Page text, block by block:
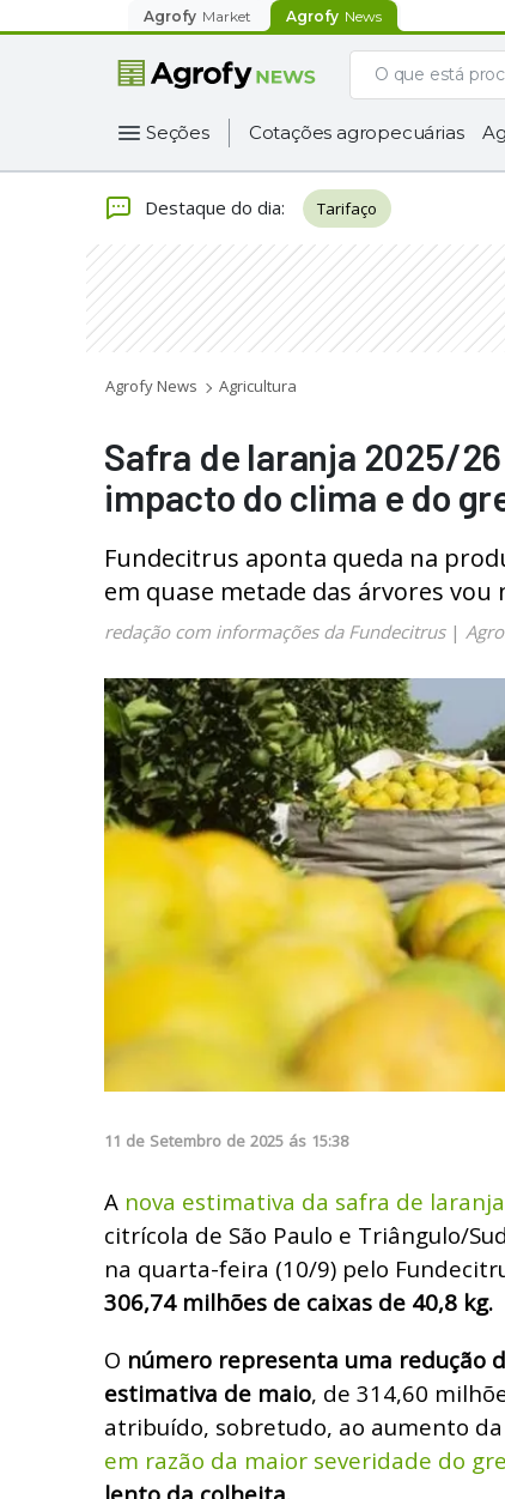
Agrofy Market Agrofy News
Seções Cotações agropecuárias
Destaque do dia: Tarifaço
Agrofy News Agricultura
Safra de laranja 2025/
impacto do clima e do
Fundecitrus aponta queda na
em quase metade das árvores vou
redação com informações da Fundecitrus|
11 de Setembro de 2025 ás 15:38
A nova estimativa da safra de
citrícola de São Paulo e Triângulo/
na quarta-feira (10/9) pelo
306,74 milhões de caixas de 40,8 kg.
O número representa uma redução
estimativa de maio, de 314,60
atribuído, sobretudo, ao aumento
em razão da maior severidade do